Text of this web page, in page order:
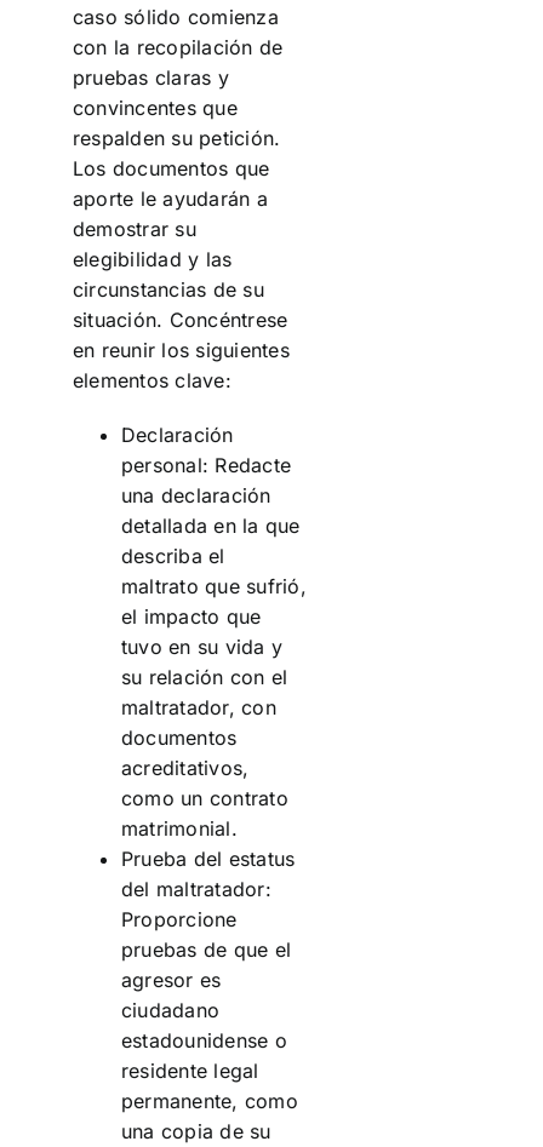
caso sólido comienza
con la recopilación de
pruebas claras y
convincentes que
respalden su petición.
Los documentos que
aporte le ayudarán a
demostrar su
elegibilidad y las
circunstancias de su
situación. Concéntrese
en reunir los siguientes
elementos clave:
Declaración
personal: Redacte
una declaración
detallada en la que
describa el
maltrato que sufrió,
el impacto que
tuvo en su vida y
su relación con el
maltratador, con
documentos
acreditativos,
como un contrato
matrimonial.
Prueba del estatus
del maltratador:
Proporcione
pruebas de que el
agresor es
ciudadano
estadounidense o
residente legal
permanente, como
una copia de su